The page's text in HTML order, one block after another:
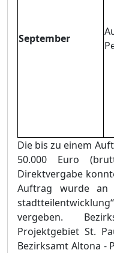
September
Die bis zu einem
50.000 Euro
Direktvergabe
Auftrag wurde an
stadtteilentwicklung“
vergeben.
Projektgebiet St.
Bezirksamt Altona -